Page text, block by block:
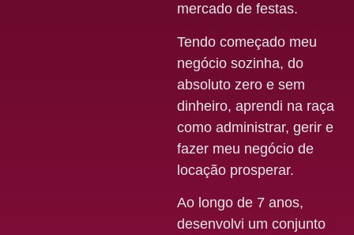
mercado de festas.
Tendo começado meu
negócio sozinha, do
absoluto zero e sem
dinheiro, aprendi na raça
como administrar, gerir e
fazer meu negócio de
locação prosperar.
Ao longo de 7 anos,
desenvolvi um conjunto